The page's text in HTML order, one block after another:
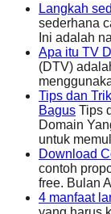
Langkah
sederhana
Ini adalah
Apa itu TV
(DTV)
Tips dan
Bagus Tips
Domain
untuk
Download
contoh
free. Bulan
4 manfaat